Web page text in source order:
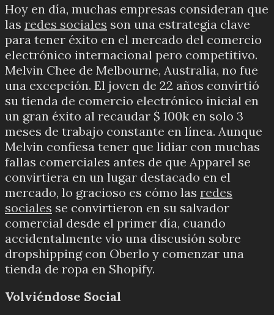
Hoy en día, muchas empresas consideran que
las redes sociales son una estrategia clave
para tener éxito en el mercado del comercio
electrónico internacional pero competitivo.
Melvin Chee de Melbourne, Australia, no fue
una excepción. El joven de 22 años convirtió
su tienda de comercio electrónico inicial en
un gran éxito al recaudar $ 100k en solo 3
meses de trabajo constante en línea. Aunque
Melvin confiesa tener que lidiar con muchas
fallas comerciales antes de que Apparel se
convirtiera en un lugar destacado en el
mercado, lo gracioso es cómo las redes
sociales se convirtieron en su salvador
comercial desde el primer día, cuando
accidentalmente vio una discusión sobre
dropshipping con Oberlo y comenzar una
tienda de ropa en Shopify.
Volviéndose Social